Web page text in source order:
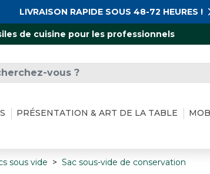
de cuisine pour les professionnels
PRÉSENTATION & ART DE LA TABLE
LIVRAISON RAPIDE SOUS 48-72 HEURES !
sous vide Sac sous-vide de conservation